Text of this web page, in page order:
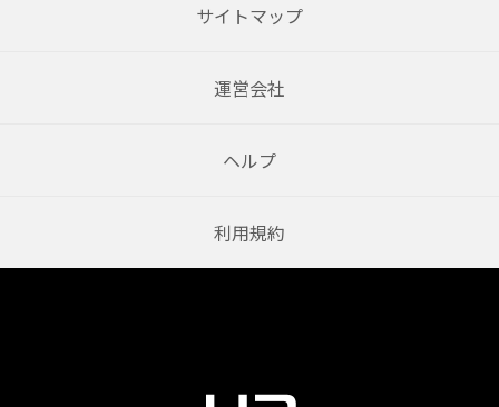
サイトマップ
運営会社
ヘルプ
利用規約